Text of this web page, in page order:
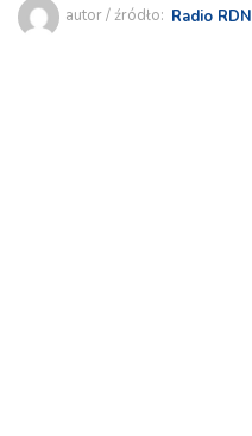
autor / źródło: Radio RDN